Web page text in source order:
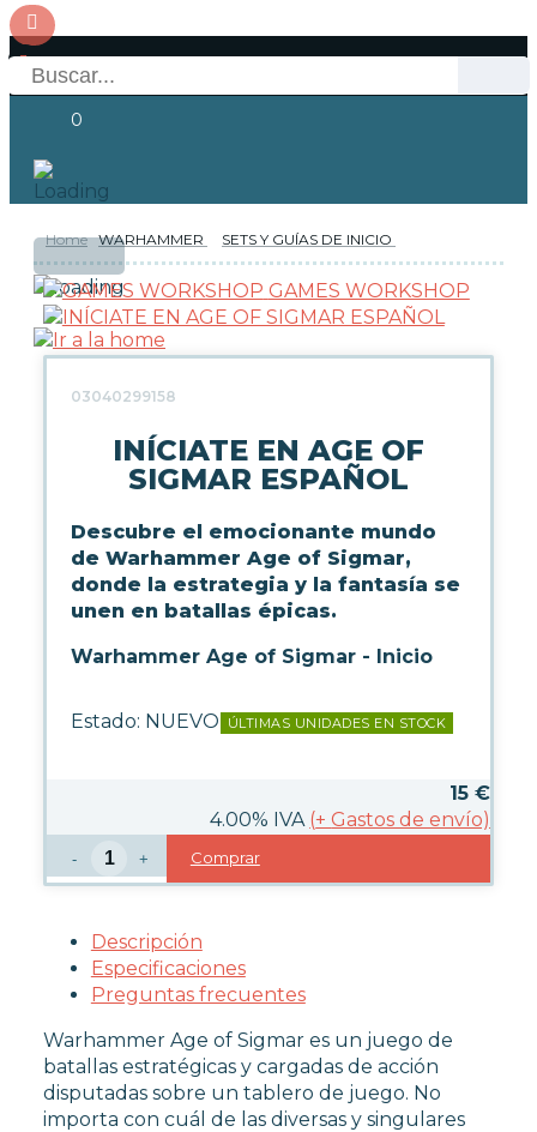
0
Acceso
OFERTAS
RESERVAS
NOVEDADES
COLECCIONISMO
WARHAMMER
FUERZA DE BATALLA
WARHAMMER 40.000
AGE OF SIGMAR
THE LORD OF THE RINGS
THE OLD WORLD
HERRAMIENTAS Y ACCESORIOS
DADOS
FIGURAS JOY TOY WARHAMMER
SETS Y GUÍAS DE INICIO
CARTAS TCG
Home WARHAMMER SETS Y GUÍAS DE INICIO
GAMES WORKSHOP
03040299158
INÍCIATE EN AGE OF
SIGMAR ESPAÑOL
Descubre el emocionante mundo
de Warhammer Age of Sigmar,
donde la estrategia y la fantasía se
unen en batallas épicas.
Warhammer Age of Sigmar - Inicio
Estado: NUEVO ÚLTIMAS UNIDADES EN STOCK
15 €
4.00% IVA (+ Gastos de envío)
- + Comprar
Descripción
Especificaciones
Preguntas frecuentes
Warhammer Age of Sigmar es un juego de
batallas estratégicas y cargadas de acción
disputadas sobre un tablero de juego. No
importa con cuál de las diversas y singulares